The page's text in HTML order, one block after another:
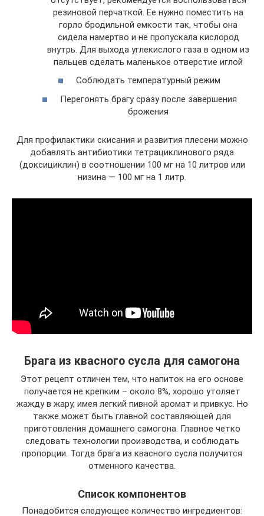
резиновой перчаткой. Ее нужно поместить на
горло бродильной емкости так, чтобы она
сидела намертво и не пропускала кислород
внутрь. Для выхода углекислого газа в одном из
пальцев сделать маленькое отверстие иглой
Соблюдать температурный режим
Перегонять брагу сразу после завершения
брожения
Для профилактики скисания и развития плесени можно
добавлять антибиотики тетрациклинового ряда
(доксициклин) в соотношении 100 мг на 10 литров или
низина — 100 мг на 1 литр.
Брага из квасного сусла для самогона
Этот рецепт отличен тем, что напиток на его основе
получается не крепким – около 8%, хорошо утоляет
жажду в жару, имея легкий пивной аромат и привкус. Но
также может быть главной составляющей для
приготовления домашнего самогона. Главное четко
следовать технологии производства, и соблюдать
пропорции. Тогда брага из квасного сусла получится
отменного качества.
Список компонентов
Понадобится следующее количество ингредиентов: